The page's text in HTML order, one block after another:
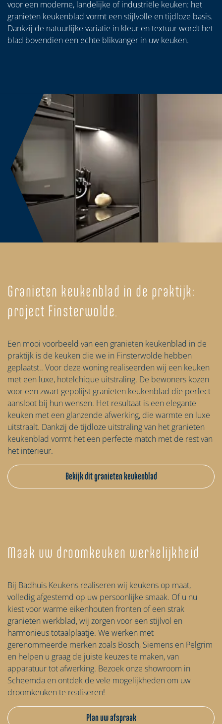
voor een moderne, landelijke of industriële keuken: het
granieten keukenblad vormt een stijlvolle en tijdloze basis.
Dankzij de natuurlijke variatie in kleur en textuur wordt het
blad bovendien een echte blikvanger in uw keuken.
Granieten keukenblad in de praktijk:
project Finsterwolde.
Een mooi voorbeeld van een granieten keukenblad in de
praktijk is de keuken die we in Finsterwolde hebben
geplaatst.. Voor deze woning realiseerden wij een keuken
met een luxe, hotelchique uitstraling. De bewoners kozen
voor een zwart gepolijst granieten keukenblad die perfect
aansloot bij hun wensen. Het resultaat is een elegante
keuken met een glanzende afwerking, die warmte en luxe
uitstraalt. Dankzij de tijdloze uitstraling van het granieten
keukenblad vormt het een perfecte match met de rest van
het interieur.
Bekijk dit granieten keukenblad
Maak uw droomkeuken werkelijkheid
Bij Badhuis Keukens realiseren wij keukens op maat,
volledig afgestemd op uw persoonlijke smaak. Of u nu
kiest voor warme eikenhouten fronten of een strak
granieten werkblad, wij zorgen voor een stijlvol en
harmonieus totaalplaatje. We werken met
gerenommeerde merken zoals Bosch, Siemens en Pelgrim
en helpen u graag de juiste keuzes te maken, van
apparatuur tot afwerking. Bezoek onze showroom in
Scheemda en ontdek de vele mogelijkheden om uw
droomkeuken te realiseren!
Plan uw afspraak